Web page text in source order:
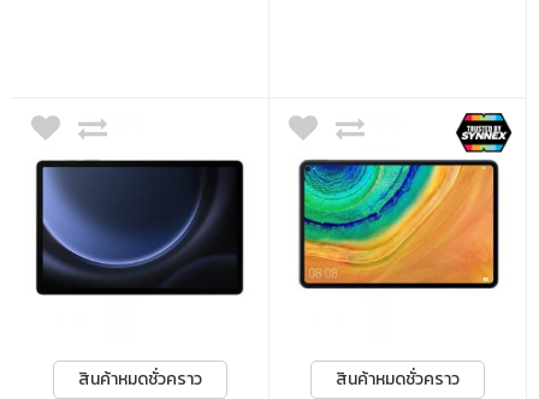
สินค้าหมดชั่วคราว
สินค้าหมดชั่วคราว